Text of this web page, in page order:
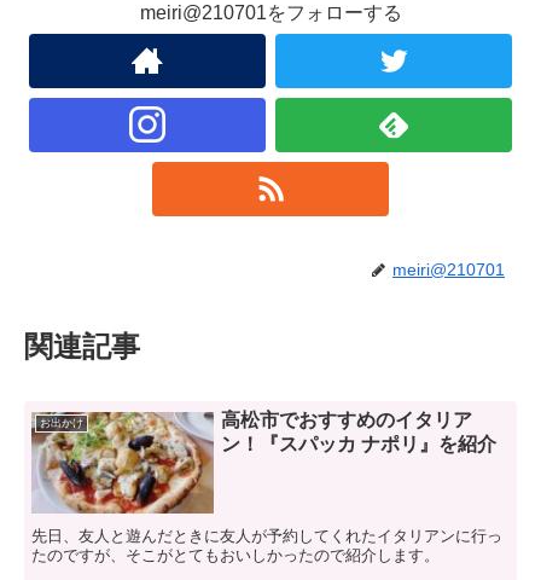
meiri@210701をフォローする
meiri@210701
関連記事
お出かけ
高松市でおすすめのイタリア
ン！『スパッカ ナポリ』を紹介
先日、友人と遊んだときに友人が予約してくれたイタリアンに行っ
たのですが、そこがとてもおいしかったので紹介します。